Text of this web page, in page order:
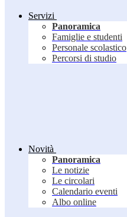
Servizi
Panoramica
Famiglie e studenti
Personale scolastico
Percorsi di studio
Novità
Panoramica
Le notizie
Le circolari
Calendario eventi
Albo online